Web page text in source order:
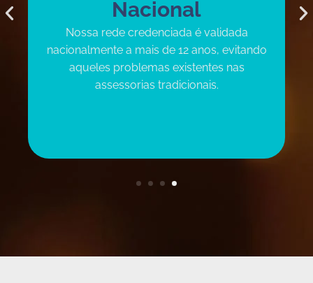
Nacional
Nossa rede credenciada é validada
nacionalmente a mais de 12 anos, evitando
aqueles problemas existentes nas
assessorias tradicionais.